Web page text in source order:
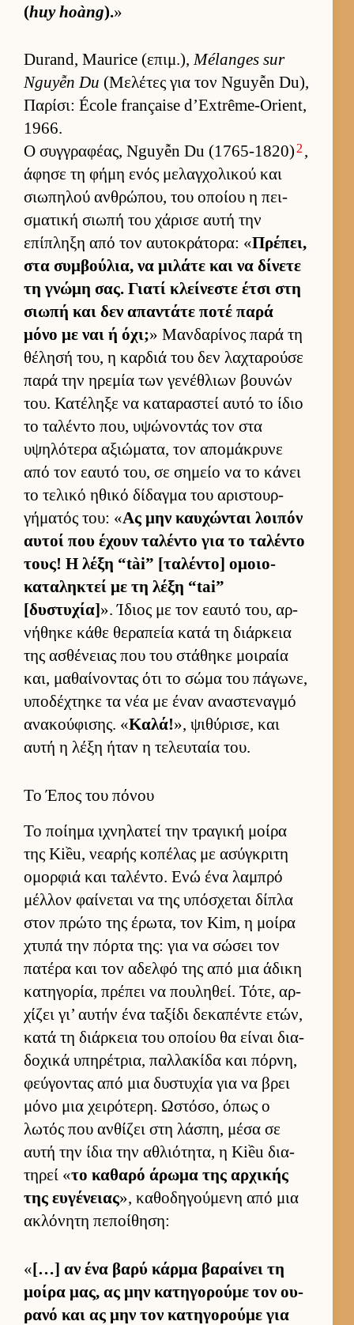
(huy hoàng).»
Durand, Maurice (επιμ.),Mélanges sur
Nguyễn Du (Μελέτες για τον Nguyễn Du),
Παρίσι: École française d’Extrême-Orient,
1966.
Ο συγ­γραφέας, Nguyễn Du (1765-1820) 2 ,
άφησε τη φήμη ενός μελαγ­χολικού και
σιω­πηλού αν­θρώπου, του οποίου η πει­
σματική σιωπή του χάρισε αυτή την
επίπληξη από τον αυ­τοκράτορα: «Πρέπει,
στα συμ­βού­λια, να μιλάτε και να δίνετε
τη γνώμη σας. Γιατί κλεί­νεστε έτσι στη
σιωπή και δεν απαντάτε ποτέ παρά
μόνο με ναι ή όχι;» Μαν­δαρίνος παρά τη
θέλησή του, η καρ­διά του δεν λαχταρούσε
παρά την ηρεμία των γενέθλιων βου­νών
του. Κατέληξε να καταραστεί αυτό το ίδιο
το ταλέντο που, υψώνοντάς τον στα
υψηλότερα αξιώματα, τον απομάκρυνε
από τον εαυτό του, σε σημείο να το κάνει
το τελικό ηθικό δίδαγμα του αριστουρ­
γήματός του: «Ας μην καυ­χώνται λοι­πόν
αυ­τοί που έχουν ταλέντο για το ταλέντο
τους! Η λέξη “tài” [ταλέντο] ομοιο­
καταληκτεί με τη λέξη “tai”
[δυστυχία]». Ίδιος με τον εαυτό του, αρ­
νήθηκε κάθε θεραπεία κατά τη διάρ­κεια
της ασθένειας που του στάθηκε μοι­ραία
και, μαθαί­νοντας ότι το σώμα του πάγωνε,
υποδέχτηκε τα νέα με έναν αναστεναγμό
ανακού­φισης. «Καλά!», ψιθύρισε, και
αυτή η λέξη ήταν η τελευ­ταία του.
Το Έπος του πόνου
Το ποί­ημα ιχνηλατεί την τραγική μοίρα
της Kiều, νεαρής κοπέλας με ασύγκριτη
ομορ­φιά και ταλέντο. Ενώ ένα λαμπρό
μέλ­λον φαί­νεται να της υπόσχεται δίπλα
στον πρώτο της έρωτα, τον Kim, η μοίρα
χτυπά την πόρτα της: για να σώσει τον
πατέρα και τον αδελφό της από μια άδικη
κατηγορία, πρέπει να που­ληθεί. Τότε, αρ­
χίζει γι’ αυ­τήν ένα ταξίδι δεκαπέντε ετών,
κατά τη διάρ­κεια του οποίου θα εί­ναι δια­
δοχικά υπηρέτρια, παλ­λακίδα και πόρ­νη,
φεύ­γοντας από μια δυστυχία για να βρει
μόνο μια χει­ρότερη. Ωστόσο, όπως ο
λωτός που αν­θίζει στη λάσπη, μέσα σε
αυτή την ίδια την αθλιότητα, η Kiều δια­
τηρεί «το καθαρό άρωμα της αρ­χικής
της ευ­γένειας», καθοδηγού­μενη από μια
ακλόνητη πεποί­θηση:
«[…] αν ένα βαρύ κάρμα βαραί­νει τη
μοίρα μας, ας μην κατηγορούμε τον ου­
ρανό και ας μην τον κατηγορούμε για